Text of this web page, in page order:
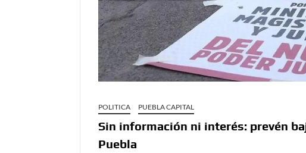
POLITICA PUEBLA CAPITAL
Sin información ni interés: prevén
Puebla